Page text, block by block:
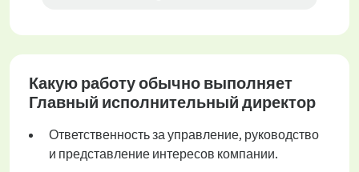
Какую работу обычно выполняет
Главный исполнительный директор
Ответственность за управление, руководство
и представление интересов компании.